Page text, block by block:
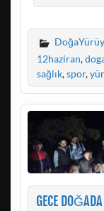
12haziran,
sağlık,spor,
GECE